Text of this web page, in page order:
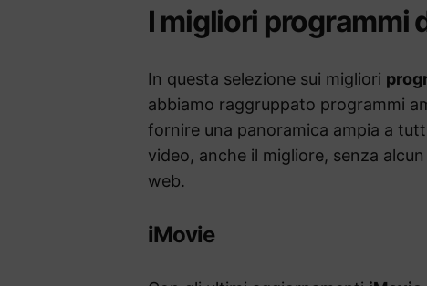
I migliori programmi
In questa selezione sui migliori
abbiamo raggruppato programmi
fornire una panoramica ampia a
video, anche il migliore, senza
web.
iMovie